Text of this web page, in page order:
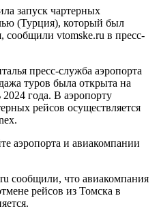
запуск чартерных
(Турция), который был
сообщили vtomske.ru в пресс-
пресс-служба аэропорта
туров была открыта на
года. В аэропорту
рейсов осуществляется
аэропорта и авиакомпании
сообщили, что авиакомпания
рейсов из Томска в